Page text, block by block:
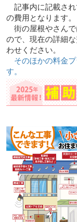
記事内に記載され
の費用となります。
街の屋根やさんで
ので、現在の詳細
わせください。
そのほかの料金
す。